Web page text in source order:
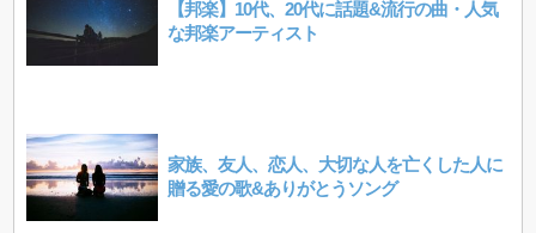
【邦楽】10代、20代に話題&流行の曲・人気
な邦楽アーティスト
家族、友人、恋人、大切な人を亡くした人に
贈る愛の歌&ありがとうソング